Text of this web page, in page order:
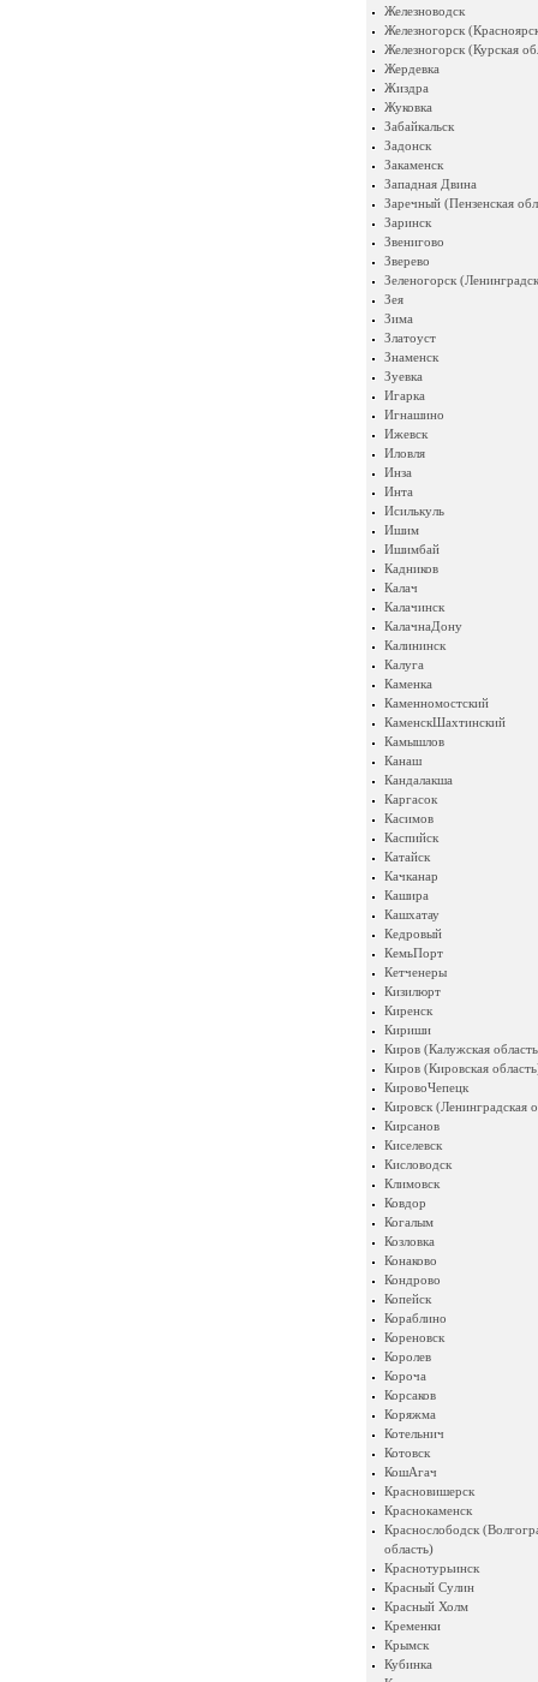
Железноводск
Железногорск
Железногорск (Курская
Жердевка
Жиздра
Жуковка
Забайкальск
Задонск
Закаменск
Западная Двина
Заречный (Пензенская
Заринск
Звенигово
Зверево
Зеленогорск
Зея
Зима
Златоуст
Знаменск
Зуевка
Игарка
Игнашино
Ижевск
Иловля
Инза
Инта
Исилькуль
Ишим
Ишимбай
Кадников
Калач
Калачинск
КалачнаДону
Калининск
Калуга
Каменка
Каменномостский
КаменскШахтинский
Камышлов
Канаш
Кандалакша
Каргасок
Касимов
Каспийск
Катайск
Качканар
Кашира
Кашхатау
Кедровый
КемьПорт
Кетченеры
Кизилюрт
Киренск
Кириши
Киров (Калужская
Киров (Кировская
КировоЧепецк
Кировск (Ленинградская
Кирсанов
Киселевск
Кисловодск
Климовск
Ковдор
Когалым
Козловка
Конаково
Кондрово
Копейск
Кораблино
Кореновск
Королев
Короча
Корсаков
Коряжма
Котельнич
Котовск
КошАгач
Красновишерск
Краснокаменск
Краснослободск
область)
Краснотурьинск
Красный Сулин
Красный Холм
Кременки
Крымск
Кубинка